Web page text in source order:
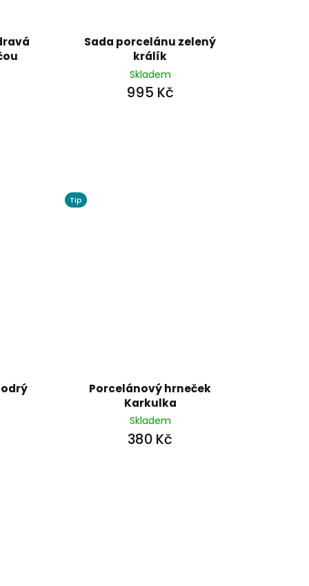
Sada porcelánu zelený
králík
Skladem
995 Kč
Tip
Porcelánový hrneček
Karkulka
Skladem
380 Kč